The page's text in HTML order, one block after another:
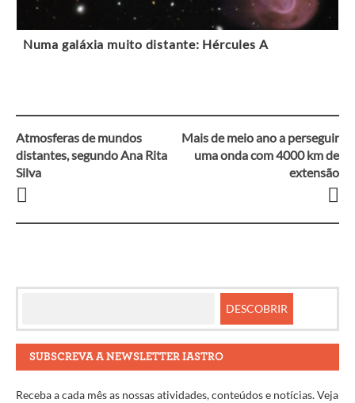
Numa galáxia muito distante: Hércules A
Navegação
entre
Atmosferas de mundos
distantes, segundo Ana Rita
Silva
Mais de meio ano a perseguir
uma onda com 4000 km de
extensão
SUBSCREVA A NEWSLETTER IASTRO
Receba a cada mês as nossas atividades, conteúdos e notícias. Veja